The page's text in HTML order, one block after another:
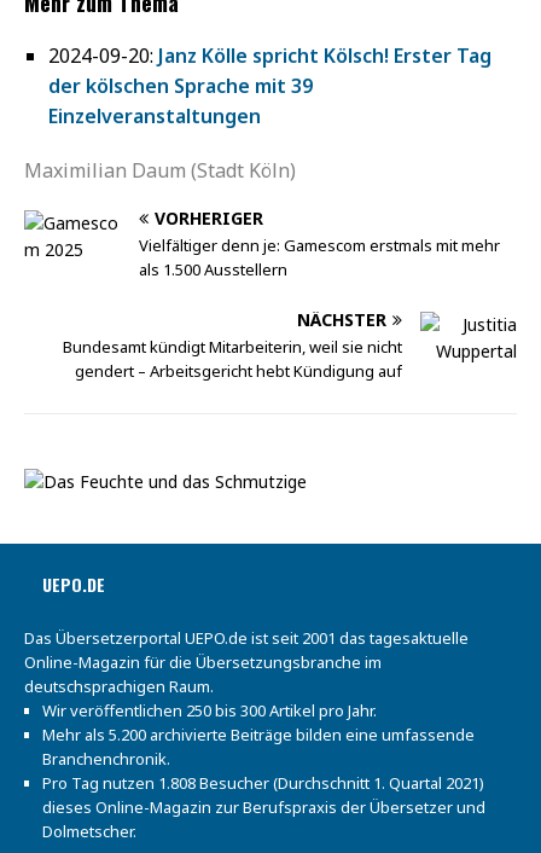
2024-09-20: Janz Kölle spricht Kölsch! Erster Tag
der kölschen Sprache mit 39
Einzelveranstaltungen
Maximilian Daum (Stadt Köln)
VORHERIGER
Vielfältiger denn je: Gamescom erstmals mit mehr
als 1.500 Ausstellern
NÄCHSTER
Bundesamt kündigt Mitarbeiterin, weil sie nicht
gendert – Arbeitsgericht hebt Kündigung auf
UEPO.DE
Das Übersetzerportal UEPO.de ist seit 2001 das tagesaktuelle
Online-Magazin für die Übersetzungsbranche im
deutschsprachigen Raum.
Wir veröffentlichen 250 bis 300 Artikel pro Jahr.
Mehr als 5.200 archivierte Beiträge bilden eine umfassende
Branchenchronik.
Pro Tag nutzen 1.808 Besucher (Durchschnitt 1. Quartal 2021)
dieses Online-Magazin zur Berufspraxis der Übersetzer und
Dolmetscher.